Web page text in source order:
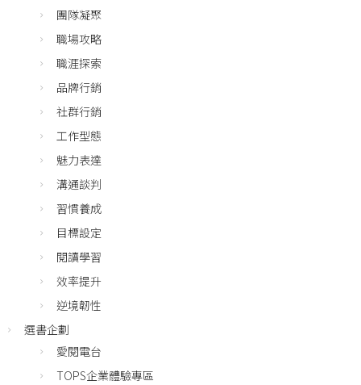
團隊凝聚
職場攻略
職涯探索
品牌行銷
社群行銷
工作型態
魅力表達
溝通談判
習慣養成
目標設定
閱讀學習
效率提升
逆境韌性
選書企劃
愛閱電台
TOPS企業體驗專區